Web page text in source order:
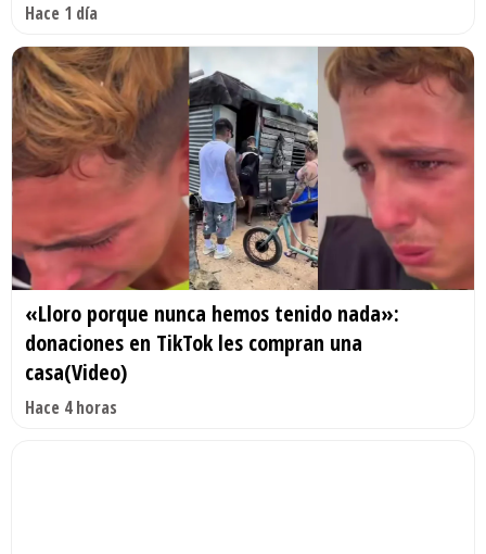
Hace 1 día
«Lloro porque nunca hemos tenido nada»:
donaciones en TikTok les compran una
casa(Video)
Hace 4 horas